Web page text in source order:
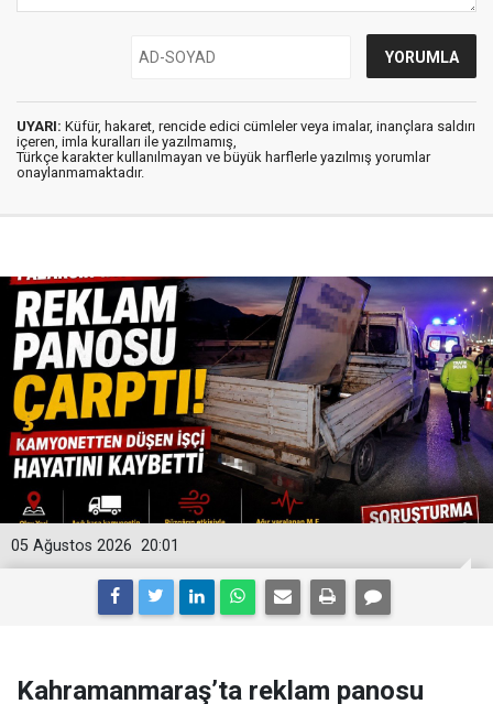
UYARI: Küfür, hakaret, rencide edici cümleler veya imalar, inançlara saldırı
içeren, imla kuralları ile yazılmamış,
Türkçe karakter kullanılmayan ve büyük harflerle yazılmış yorumlar
onaylanmamaktadır.
20:01
05 Ağustos 2026
Kahramanmaraş’ta reklam panosu